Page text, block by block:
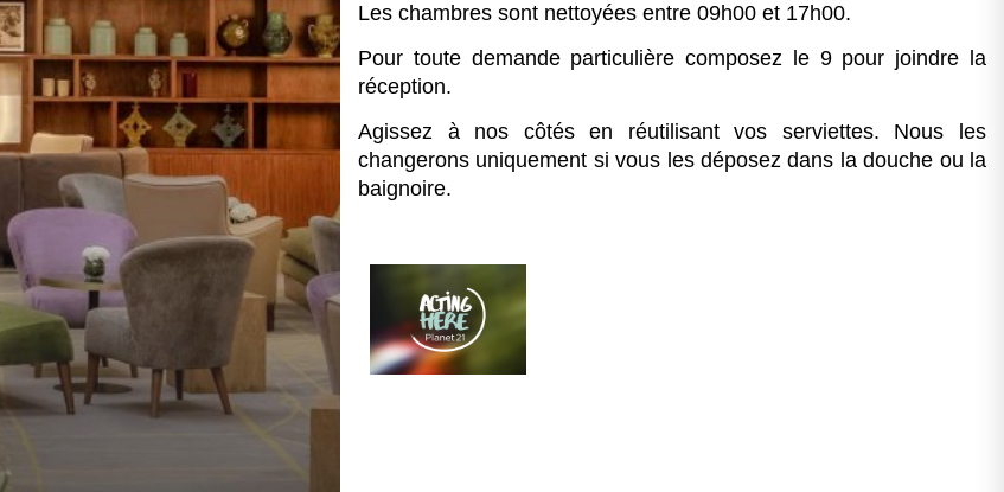
Les chambres sont nettoyées entre 09h00 et 17h00.
Pour toute demande particulière composez le 9 pour joindre la
réception.
Agissez à nos côtés en réutilisant vos serviettes. Nous les
changerons uniquement si vous les déposez dans la douche ou la
baignoire.